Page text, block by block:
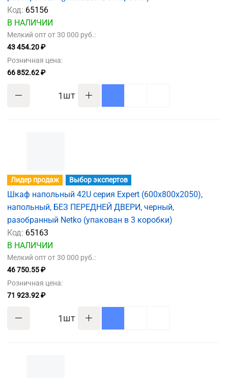
Код: 65156
В НАЛИЧИИ
Мелкий опт от 30 000 руб.:
43 454.20 ₽
Розничная цена:
66 852.62 ₽
шт
Лидер продаж Выбор экспертов
Шкаф напольный 42U серия Expert (600х800х2050),
напольный, БЕЗ ПЕРЕДНЕЙ ДВЕРИ, черный,
разобранный Netko (упакован в 3 коробки)
Код: 65163
В НАЛИЧИИ
Мелкий опт от 30 000 руб.:
46 750.55 ₽
Розничная цена:
71 923.92 ₽
шт